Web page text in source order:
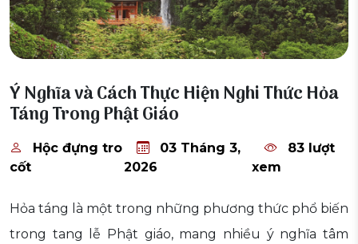
Ý Nghĩa và Cách Thực Hiện Nghi Thức Hỏa
Táng Trong Phật Giáo
Hộc đựng tro
cốt
03 Tháng 3,
2026
83 lượt
xem
Hỏa táng là một trong những phương thức phổ biến
trong tang lễ Phật giáo, mang nhiều ý nghĩa tâm